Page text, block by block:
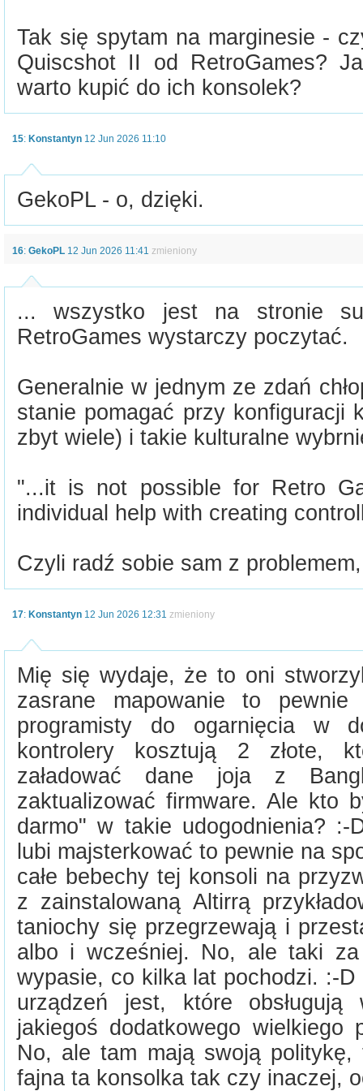
Tak się spytam na marginesie -
Quiscshot II od RetroGames?
warto kupić do ich konsolek?
15: Konstantyn 12 Jun 2026 11:10
GekoPL - o, dzięki.
16: GekoPL 12 Jun 2026 11:41 zmieniony
... wszystko jest na stronie
RetroGames wystarczy poczytać.
Generalnie w jednym ze zdań
stanie pomagać przy konfiguracji
zbyt wiele) i takie kulturalne
"...it is not possible for Retro
individual help with creating
Czyli radź sobie sam z
17: Konstantyn 12 Jun 2026 12:31 zmieniony
Mię się wydaje, że to oni
zasrane mapowanie to pewnie
programisty do ogarnięcia w
kontrolery kosztują 2 złote,
załadować dane joja z
zaktualizować firmware. Ale kto
darmo" w takie udogodnienia?
lubi majsterkować to pewnie na
całe bebechy tej konsoli na
z zainstalowaną Altirrą
taniochy się przegrzewają i
albo i wcześniej. No, ale taki
wypasie, co kilka lat pochodzi. :-D
urządzeń jest, które
jakiegoś dodatkowego wielkiego
No, ale tam mają swoją
fajna ta konsolka tak czy inaczej,